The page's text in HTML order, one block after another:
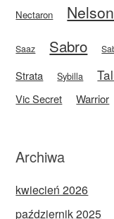
Nectaron
Saaz Sabro
Strata Sybilla
Vic Secret Warrior
Archiwa
kwiecień 2026
październik 2025